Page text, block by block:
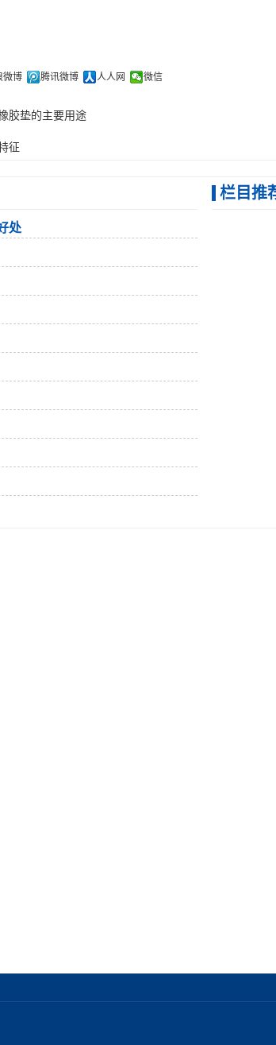
微博 腾讯微博 人人网 微信
胶垫的主要用途
征
处
栏目推